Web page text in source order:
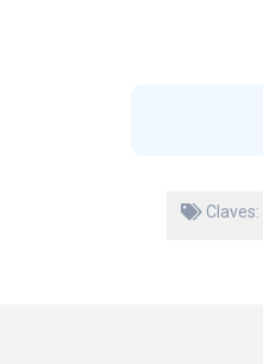
Claves: